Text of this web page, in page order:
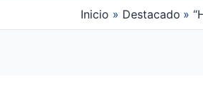
Inicio Destacado